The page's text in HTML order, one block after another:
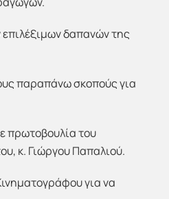
δαπανών της
παραπάνω σκοπούς για
πρωτοβουλία του
κ. Γιώργου Παπαλιού.
για να